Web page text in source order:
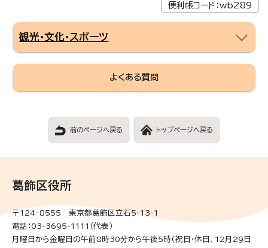
便利帳コード：wb289
観光・文化・スポーツ
よくある質問
前のページへ戻る トップページへ戻る
葛飾区役所
〒124-8555 東京都葛飾区立石5-13-1
電話：03-3695-1111（代表）
月曜日から金曜日の午前8時30分から午後5時(祝日・休日、12月29日